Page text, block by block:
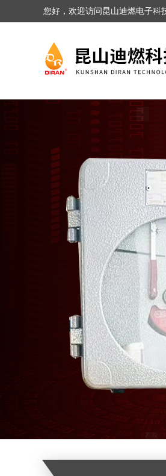
您好，欢迎访问昆山迪燃电子科